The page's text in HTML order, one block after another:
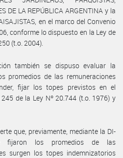
DE LA REPÚBLICA ARGENTINA y la
en el marco del Convenio
conforme lo dispuesto en la Ley de
(t.o. 2004).
también se dispuso evaluar la
promedios de las remuneraciones
fijar los topes previstos en el
de la Ley Nº 20.744 (t.o. 1976) y
que, previamente, mediante la DI-
se fijaron los promedios de las
surgen los topes indemnizatorios